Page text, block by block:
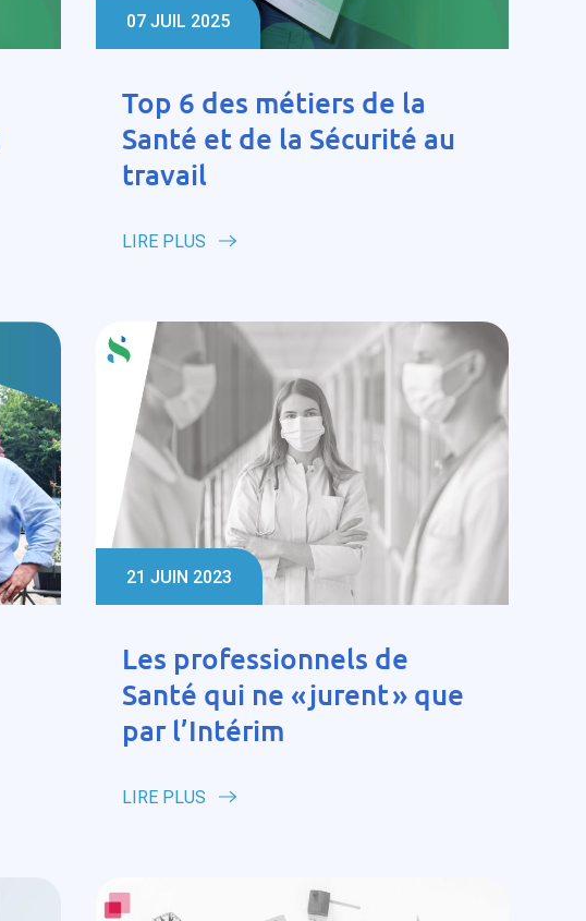
07 JUIL 2025
Top 6 des métiers de la
Santé et de la Sécurité au
travail
LIRE PLUS
21 JUIN 2023
Les professionnels de
Santé qui ne « jurent » que
par l’Intérim
LIRE PLUS